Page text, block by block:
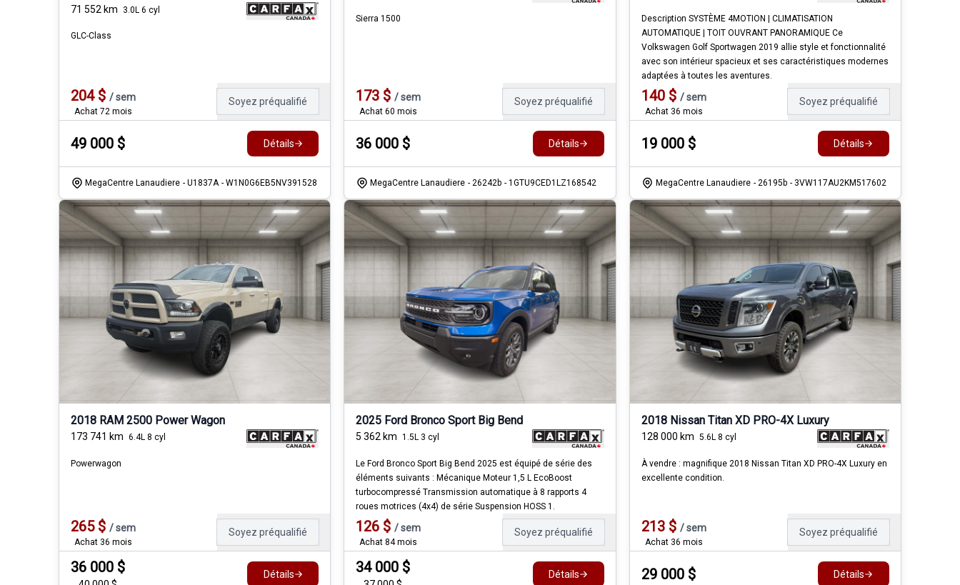
71 552 km 3.0L 6 cyl
GLC-Class
204$ /sem
Achat 72 mois
Soyez préqualifié
49 000 $ Détails
MegaCentre Lanaudiere - U1837A - W1N0G6EB5NV391528
Sierra 1500
173 $ / sem
Achat 60 mois
Soyez préqualifié
36 000 $ Détails
MegaCentre Lanaudiere - 26242b - 1GTU9CED1LZ168542
Description SYSTÈME 4MOTION | CLIMATISATION
AUTOMATIQUE | TOIT OUVRANT PANORAMIQUE Ce
Volkswagen Golf Sportwagen 2019 allie style et fonctionnalité
avec son intérieur spacieux et ses caractéristiques modernes
adaptées à toutes les aventures.
140$ / sem
Achat 36 mois
Soyez préqualifié
19 000$ Détails
MegaCentre Lanaudiere - 26195b - 3VW117AU2KM517602
2018 RAM 2500 Power Wagon
173 741 km 6.4L 8 cyl
Powerwagon
265$ /sem
Achat 36 mois
Soyez préqualifié
36 000 $ Détails
2025 Ford Bronco Sport Big Bend
5 362 km 1.5L 3 cyl
Le Ford Bronco Sport Big Bend 2025 est équipé de série des
éléments suivants : Mécanique Moteur 1,5 L EcoBoost
turbocompressé Transmission automatique à 8 rapports 4
roues motrices (4x4) de série Suspension HOSS 1.
126 $ / sem
Achat 84 mois
Soyez préqualifié
34 000 $ Détails
2018 Nissan Titan XD PRO-4X Luxury
128 000 km 5.6L 8 cyl
À vendre : magnifique 2018 Nissan Titan XD PRO-4X Luxury en
excellente condition.
213$ / sem
Achat 36 mois
Soyez préqualifié
29 000$ Détails